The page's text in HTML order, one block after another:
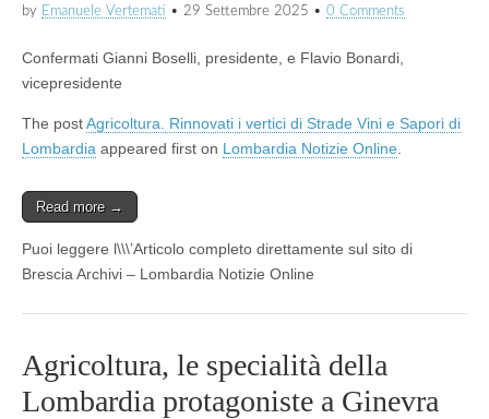
by Emanuele Vertemati • 29 Settembre 2025 • 0 Comments
Confermati Gianni Boselli, presidente, e Flavio Bonardi,
vicepresidente
The postAgricoltura. Rinnovati i vertici di Strade Vini e Sapori di
Lombardia appeared first on Lombardia Notizie Online
Read more →
Puoi leggere l\\\’Articolo completo direttamente sul sito di
Brescia Archivi – Lombardia Notizie Online
Agricoltura, le specialità della
Lombardia protagoniste a Ginevra